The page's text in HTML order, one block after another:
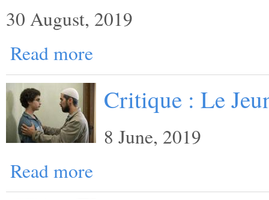
30 August, 2019
Read more
Critique : Le
8 June, 2019
Read more